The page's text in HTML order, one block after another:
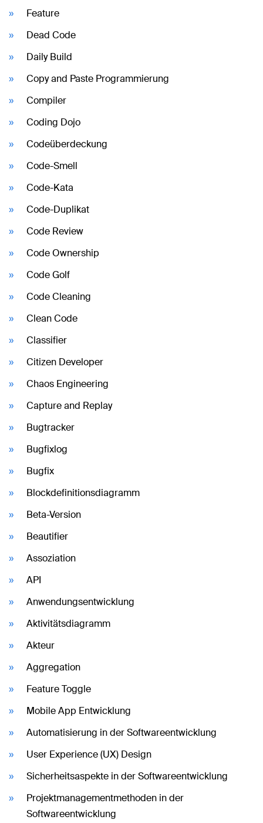
Feature
Dead Code
Daily Build
Copy and Paste Programmierung
Compiler
Coding Dojo
Codeüberdeckung
Code-Smell
Code-Kata
Code-Duplikat
Code Review
Code Ownership
Code Golf
Code Cleaning
Clean Code
Classifier
Citizen Developer
Chaos Engineering
Capture and Replay
Bugtracker
Bugfixlog
Bugfix
Blockdefinitionsdiagramm
Beta-Version
Beautifier
Assoziation
API
Anwendungsentwicklung
Aktivitätsdiagramm
Akteur
Aggregation
Feature Toggle
Mobile App Entwicklung
Automatisierung in der Softwareentwicklung
User Experience (UX) Design
Sicherheitsaspekte in der Softwareentwicklung
Projektmanagementmethoden in der
Softwareentwicklung